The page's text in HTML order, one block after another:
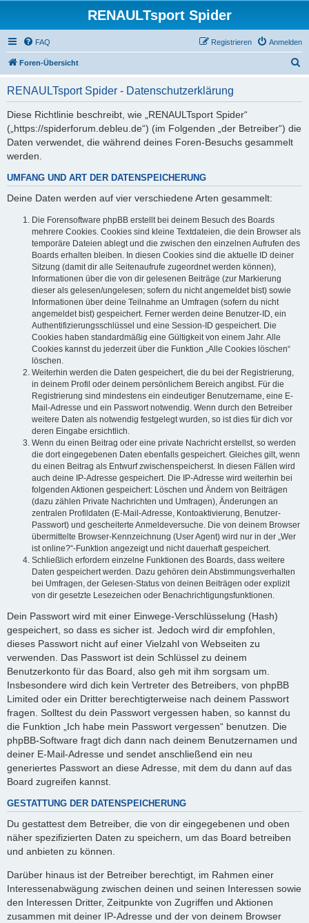
RENAULTsport Spider
FAQ Anmelden
Registrieren
Foren-Übersicht
RENAULTsport Spider - Datenschutzerklärung
Diese Richtlinie beschreibt, wie „RENAULTsport Spider“
(„https://spiderforum.debleu.de“) (im Folgenden „der Betreiber“) die
Daten verwendet, die während deines Foren-Besuchs gesammelt
werden.
UMFANG UND ART DER DATENSPEICHERUNG
Deine Daten werden auf vier verschiedene Arten gesammelt:
Die Forensoftware phpBB erstellt bei deinem Besuch des Boards
mehrere Cookies. Cookies sind kleine Textdateien, die dein Browser als
temporäre Dateien ablegt und die zwischen den einzelnen Aufrufen des
Boards erhalten bleiben. In diesen Cookies sind die aktuelle ID deiner
Sitzung (damit dir alle Seitenaufrufe zugeordnet werden können),
Informationen über die von dir gelesenen Beiträge (zur Markierung
dieser als gelesen/ungelesen; sofern du nicht angemeldet bist) sowie
Informationen über deine Teilnahme an Umfragen (sofern du nicht
angemeldet bist) gespeichert. Ferner werden deine Benutzer-ID, ein
Authentifizierungsschlüssel und eine Session-ID gespeichert. Die
Cookies haben standardmäßig eine Gültigkeit von einem Jahr. Alle
Cookies kannst du jederzeit über die Funktion „Alle Cookies löschen“
löschen.
Weiterhin werden die Daten gespeichert, die du bei der Registrierung,
in deinem Profil oder deinem persönlichem Bereich angibst. Für die
Registrierung sind mindestens ein eindeutiger Benutzername, eine E-
Mail-Adresse und ein Passwort notwendig. Wenn durch den Betreiber
weitere Daten als notwendig festgelegt wurden, so ist dies für dich vor
deren Eingabe ersichtlich.
Wenn du einen Beitrag oder eine private Nachricht erstellst, so werden
die dort eingegebenen Daten ebenfalls gespeichert. Gleiches gilt, wenn
du einen Beitrag als Entwurf zwischenspeicherst. In diesen Fällen wird
auch deine IP-Adresse gespeichert. Die IP-Adresse wird weiterhin bei
folgenden Aktionen gespeichert: Löschen und Ändern von Beiträgen
(dazu zählen Private Nachrichten und Umfragen), Änderungen an
zentralen Profildaten (E-Mail-Adresse, Kontoaktivierung, Benutzer-
Passwort) und gescheiterte Anmeldeversuche. Die von deinem Browser
übermittelte Browser-Kennzeichnung (User Agent) wird nur in der „Wer
ist online?“-Funktion angezeigt und nicht dauerhaft gespeichert.
Schließlich erfordern einzelne Funktionen des Boards, dass weitere
Daten gespeichert werden. Dazu gehören dein Abstimmungsverhalten
bei Umfragen, der Gelesen-Status von deinen Beiträgen oder explizit
von dir gesetzte Lesezeichen oder Benachrichtigungsfunktionen.
Dein Passwort wird mit einer Einwege-Verschlüsselung (Hash)
gespeichert, so dass es sicher ist. Jedoch wird dir empfohlen,
dieses Passwort nicht auf einer Vielzahl von Webseiten zu
verwenden. Das Passwort ist dein Schlüssel zu deinem
Benutzerkonto für das Board, also geh mit ihm sorgsam um.
Insbesondere wird dich kein Vertreter des Betreibers, von phpBB
Limited oder ein Dritter berechtigterweise nach deinem Passwort
fragen. Solltest du dein Passwort vergessen haben, so kannst du
die Funktion „Ich habe mein Passwort vergessen“ benutzen. Die
phpBB-Software fragt dich dann nach deinem Benutzernamen und
deiner E-Mail-Adresse und sendet anschließend ein neu
generiertes Passwort an diese Adresse, mit dem du dann auf das
Board zugreifen kannst.
GESTATTUNG DER DATENSPEICHERUNG
Du gestattest dem Betreiber, die von dir eingegebenen und oben
näher spezifizierten Daten zu speichern, um das Board betreiben
und anbieten zu können.
Darüber hinaus ist der Betreiber berechtigt, im Rahmen einer
Interessenabwägung zwischen deinen und seinen Interessen sowie
den Interessen Dritter, Zeitpunkte von Zugriffen und Aktionen
zusammen mit deiner IP-Adresse und der von deinem Browser